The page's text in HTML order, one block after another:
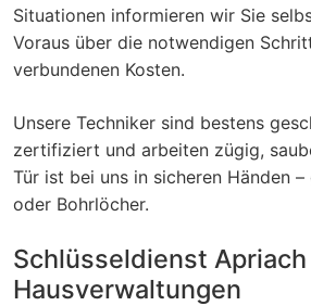
Situationen informieren wir Sie
Voraus über die notwendigen
verbundenen Kosten.
Unsere Techniker sind bestens
zertifiziert und arbeiten zügig,
Tür ist bei uns in sicheren Händen
oder Bohrlöcher.
Schlüsseldienst
Hausverwaltungen